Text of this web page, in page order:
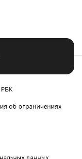
об ограничениях
данных